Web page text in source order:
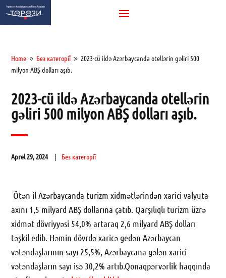
Home 9 Без категорії 9 2023-cü ildə Azərbaycanda otellərin gəliri 500
milyon ABŞ dolları aşıb.
2023-cü ildə Azərbaycanda otellərin
gəliri 500 milyon ABŞ dolları aşıb.
Aprel 29, 2024 Без категорії
Ötən il Azərbaycanda turizm xidmətlərindən xarici valyuta
axını 1,5 milyard ABŞ dollarına çatıb. Qarşılıqlı turizm üzrə
xidmət dövriyyəsi 54,0% artaraq 2,6 milyard ABŞ dolları
təşkil edib. Həmin dövrdə xaricə gedən Azərbaycan
vətəndaşlarının sayı 25,5%, Azərbaycana gələn xarici
vətəndaşların sayı isə 30,2% artıb.Qonaqpərvərlik haqqında